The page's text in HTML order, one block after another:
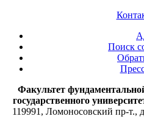
Поиск
Факультет
государственного
119991, Ломоносовский пр-т.,